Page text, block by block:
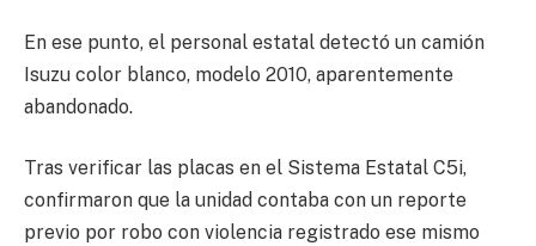
En ese punto, el personal estatal detectó un camión
Isuzu color blanco, modelo 2010, aparentemente
abandonado.
Tras verificar las placas en el Sistema Estatal C5i,
confirmaron que la unidad contaba con un reporte
previo por robo con violencia registrado ese mismo